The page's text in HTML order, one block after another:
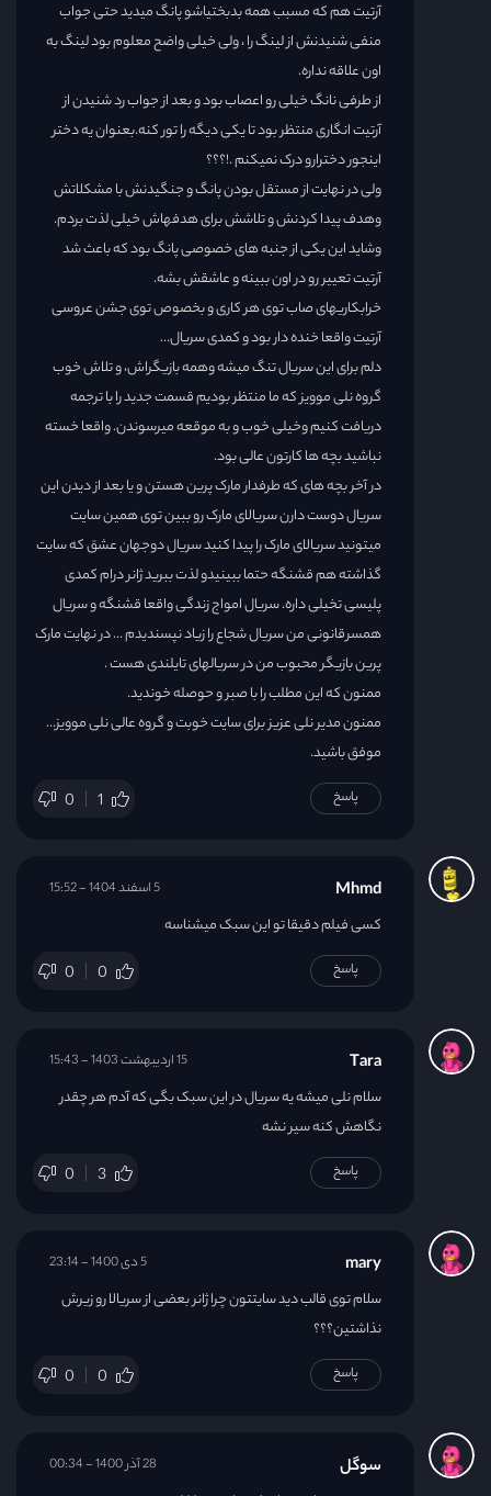
آرتیت هم که مسبب همه بدبختیاشو پانگ میدید حتی جواب
منفی شنیدنش از لینگ را ، ولی خیلی واضح معلوم بود لینگ به
اون علاقه نداره.
از طرفی نانگ خیلی رو اعصاب بود و بعد از جواب رد شنیدن از
آرتیت انگاری منتظر بود تا یکی دیگه را تور کنه.بعنوان یه دختر
اینجور دخترارو درک نمیکنم .!؟؟؟
ولی در نهایت از مستقل بودن پانگ و جنگیدنش با مشکلاتش
وهدف پیدا کردنش و تلاشش برای هدفهاش خیلی لذت بردم.
وشاید این یکی از جنبه های خصوصی پانگ بود که باعث شد
آرتیت تعییر رو در اون ببینه و عاشقش بشه.
خرابکاریهای صاب توی هر کاری و بخصوص توی جشن عروسی
آرتیت واقعا خنده دار بود و کمدی سریال…
دلم برای این سریال تنگ میشه وهمه بازیگراش، و تلاش خوب
گروه نلی موویز که ما منتظر بودیم قسمت جدید را با ترجمه
دریافت کنیم وخیلی خوب و به موقعه میرسوندن. واقعا خسته
نباشید بچه ها کارتون عالی بود.
در آخر بچه های که طرفدار مارک پرین هستن و یا بعد از دیدن این
سریال دوست دارن سریالای مارک رو ببین توی همین سایت
میتونید سریالای مارک را پیدا کنید سریال دوجهان عشق که سایت
گذاشته هم قشنگه حتما ببینیدو لذت ببرید ژانر درام کمدی
پلیسی تخیلی داره. سریال امواج زندگی واقعا قشنگه و سریال
همسرقانونی من سریال شجاع را زیاد نپسندیدم … در نهایت مارک
پرین بازیگر محبوب من در سریالهای تایلندی هست .
ممنون که این مطلب را با صبر و حوصله خوندید.
ممنون مدیر نلی عزیز برای سایت خوبت و گروه عالی نلی موویز…
موفق باشید.
0 1 پاسخ
Mhmd
کسی فیلم دقیقا تو این سبک میشناسه
0 0
5 اسفند 1404 - 15:52
پاسخ
Tara
سلام نلی میشه یه سریال در این سبک بگی که آدم هر چقدر
نگاهش کنه سیر نشه
0 3
15 اردیبهشت 1403 - 15:43
پاسخ
mary
سلام توی قالب دید سایتتون چرا ژانر بعضی از سریالا رو زیرش
نذاشتین؟؟؟
0 0
5 دی 1400 - 23:14
پاسخ
سوگل 28 آذر 1400 - 00:34